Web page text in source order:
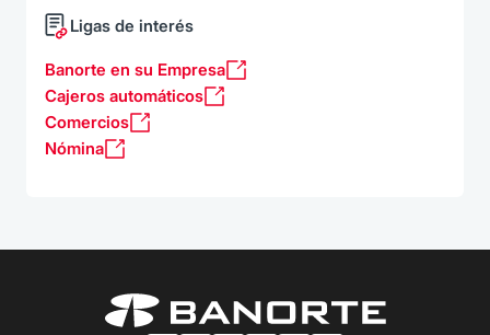
Ligas de interés
Banorte en su Empresa
Cajeros automáticos
Comercios
Nómina